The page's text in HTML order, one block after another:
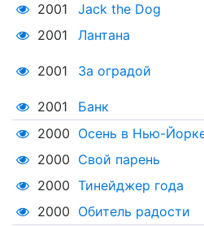
2001
Jack the Dog
2001
Лантана
2001 За оградой
2001
Банк
2000 Осень в Нью-
2000 Свой парень
2000 Тинейджер года
2000 Обитель радости